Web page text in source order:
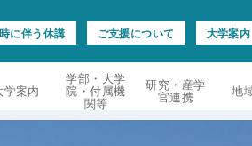
に伴う休講 ご支援について 大学案内
学案内
学部・大学
院・付属機
関等
研究・産学
官連携 地